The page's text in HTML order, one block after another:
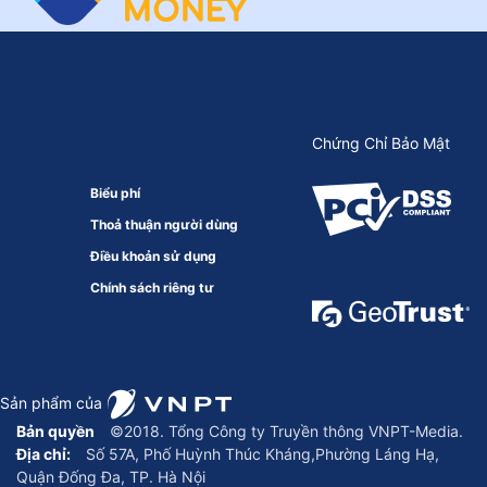
Bản quyền
©2018. Tổng Công ty Truyền thông VNPT-Media.
Địa chỉ:
Số 57A, Phố Huỳnh Thúc Kháng,Phường Láng Hạ,
Quận Đống Đa, TP. Hà Nội
Biểu phí
Thoả thuận người dùng
Điều khoản sử dụng
Chính sách riêng tư
Chứng Chỉ Bảo Mật
Sản phẩm của